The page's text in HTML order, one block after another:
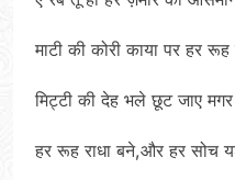
माटी की कोरी काया पर हर
मिट्टी की देह भले छूट जाए
हर रूह राधा बने,और हर सोच